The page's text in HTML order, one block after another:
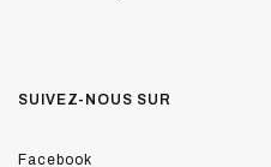
SUIVEZ-NOUS SUR
Facebook